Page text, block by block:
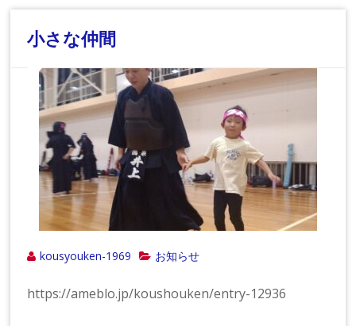
小さな仲間
kousyouken-1969 お知らせ
https://ameblo.jp/koushouken/entry-12936